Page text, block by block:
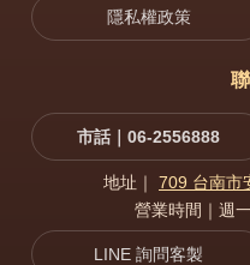
隱私權政策
市話｜06-2556888
地址｜ 709 台南市
營業時間｜週
LINE 詢問客製